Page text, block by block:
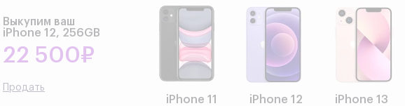
Выкупим ваш
iPhone 12, 256GB
22 500₽
Продать
iPhone 11 iPhone 12 iPhone 13